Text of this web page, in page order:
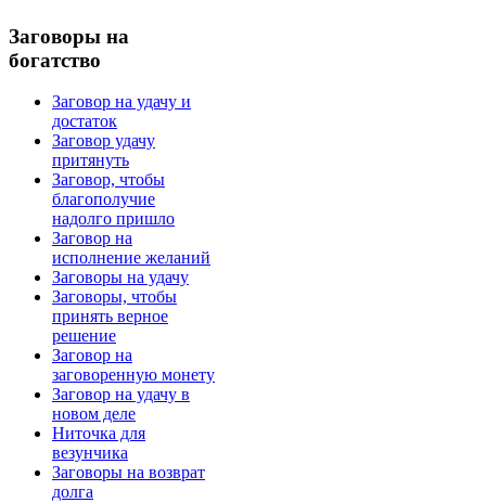
Заговоры на
богатство
Заговор на удачу и
достаток
Заговор удачу
притянуть
Заговор, чтобы
благополучие
надолго пришло
Заговор на
исполнение желаний
Заговоры на удачу
Заговоры, чтобы
принять верное
решение
Заговор на
заговоренную монету
Заговор на удачу в
новом деле
Ниточка для
везунчика
Заговоры на возврат
долга